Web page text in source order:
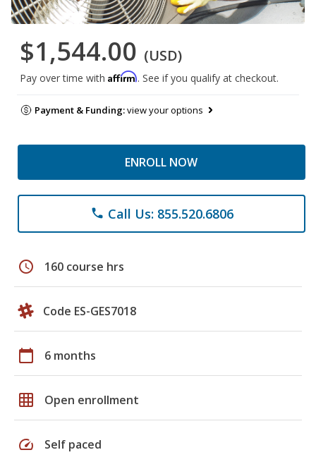
$1,544.00 (USD)
Pay over time with Affirm. See if you qualify at checkout.
Payment & Funding:view your options
ENROLL NOW
phone Call Us: 855.520.6806
schedule 160 course hrs
Code ES-GES7018
calendar_today 6 months
grid_on Open enrollment
speed Self paced